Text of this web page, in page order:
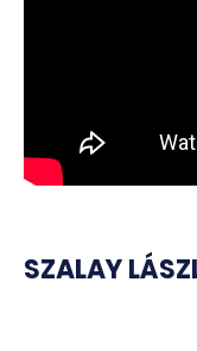
SZALAY